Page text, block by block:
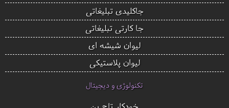
جاکلیدی تبلیغاتی
جا کارتی تبلیغاتی
لیوان شیشه ای
لیوان پلاستیکی
تکنولوژی و دیجیتال